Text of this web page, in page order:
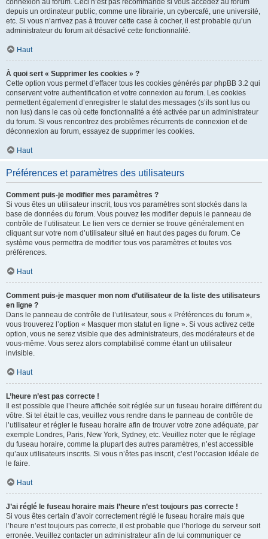
connexion au forum. Ceci n’est pas recommandé si vous accédez au forum
depuis un ordinateur public, comme une librairie, un cybercafé, une université,
etc. Si vous n’arrivez pas à trouver cette case à cocher, il est probable qu’un
administrateur du forum ait désactivé cette fonctionnalité.
Haut
À quoi sert « Supprimer les cookies » ?
Cette option vous permet d’effacer tous les cookies générés par phpBB 3.2 qui
conservent votre authentification et votre connexion au forum. Les cookies
permettent également d’enregistrer le statut des messages (s’ils sont lus ou
non lus) dans le cas où cette fonctionnalité a été activée par un administrateur
du forum. Si vous rencontrez des problèmes récurrents de connexion et de
déconnexion au forum, essayez de supprimer les cookies.
Haut
Préférences et paramètres des utilisateurs
Comment puis-je modifier mes paramètres ?
Si vous êtes un utilisateur inscrit, tous vos paramètres sont stockés dans la
base de données du forum. Vous pouvez les modifier depuis le panneau de
contrôle de l’utilisateur. Le lien vers ce dernier se trouve généralement en
cliquant sur votre nom d’utilisateur situé en haut des pages du forum. Ce
système vous permettra de modifier tous vos paramètres et toutes vos
préférences.
Haut
Comment puis-je masquer mon nom d’utilisateur de la liste des utilisateurs
en ligne ?
Dans le panneau de contrôle de l’utilisateur, sous « Préférences du forum »,
vous trouverez l’option « Masquer mon statut en ligne ». Si vous activez cette
option, vous ne serez visible que des administrateurs, des modérateurs et de
vous-même. Vous serez alors comptabilisé comme étant un utilisateur
invisible.
Haut
L’heure n’est pas correcte !
Il est possible que l’heure affichée soit réglée sur un fuseau horaire différent du
vôtre. Si tel était le cas, veuillez vous rendre dans le panneau de contrôle de
l’utilisateur et régler le fuseau horaire afin de trouver votre zone adéquate, par
exemple Londres, Paris, New York, Sydney, etc. Veuillez noter que le réglage
du fuseau horaire, comme la plupart des autres paramètres, n’est accessible
qu’aux utilisateurs inscrits. Si vous n’êtes pas inscrit, c’est l’occasion idéale de
le faire.
Haut
J’ai réglé le fuseau horaire mais l’heure n’est toujours pas correcte !
Si vous êtes certain d’avoir correctement réglé le fuseau horaire mais que
l’heure n’est toujours pas correcte, il est probable que l’horloge du serveur soit
erronée. Veuillez contacter un administrateur afin de lui communiquer ce